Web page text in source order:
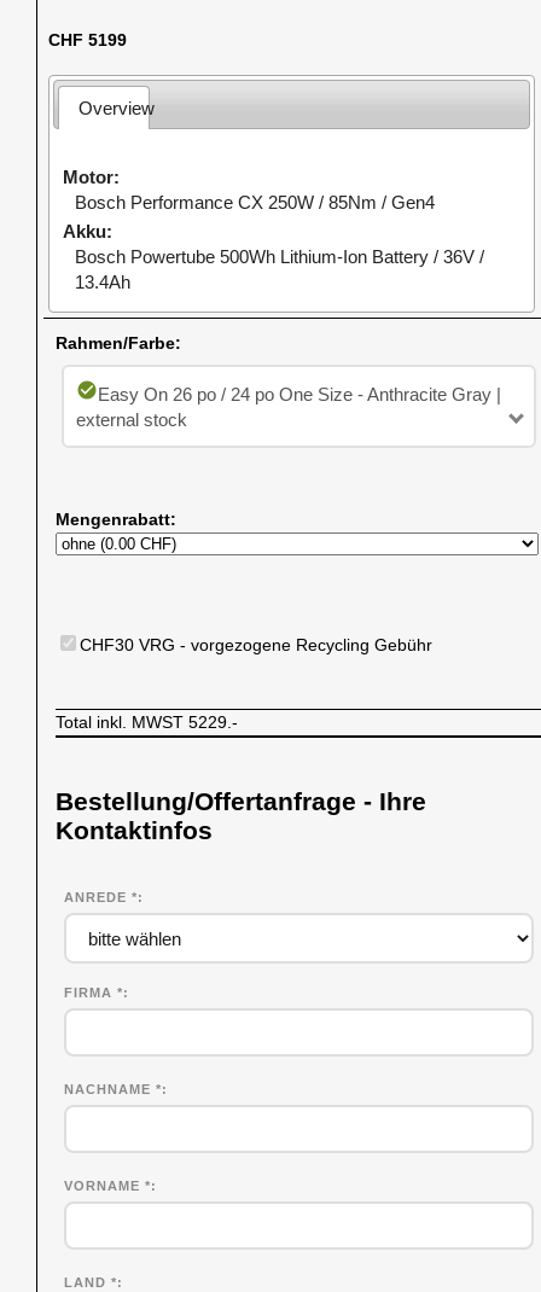
CHF 5199
Overview
Motor
Bosch Performance CX 250W / 85Nm / Gen4
Akku
Bosch Powertube 500Wh Lithium-Ion Battery / 36V /
13.4Ah
Rahmen/Farbe:
check_circleEasy On 26 po / 24 po One Size - Anthracite Gray |
external stock
Mengenrabatt:
CHF30 VRG - vorgezogene Recycling Gebühr
Total inkl. MWST 5229.-
Bestellung/Offertanfrage - Ihre
Kontaktinfos
ANREDE *
FIRMA *
NACHNAME *
VORNAME *
LAND *